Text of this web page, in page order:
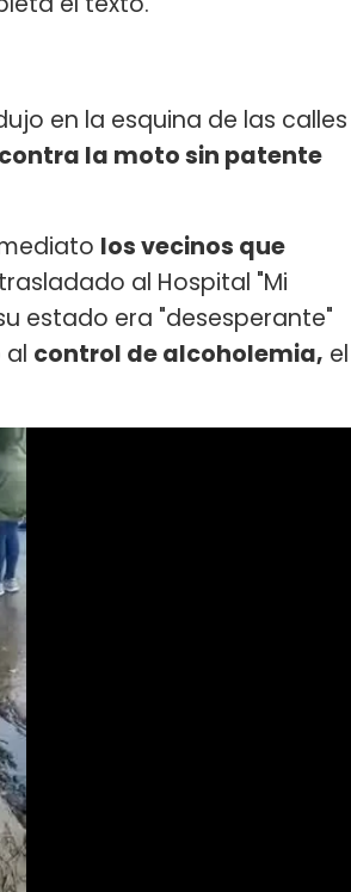
en la esquina de las calles
la moto sin patente
los vecinos que
al Hospital "Mi
estado era "desesperante"
al control de alcoholemia, el